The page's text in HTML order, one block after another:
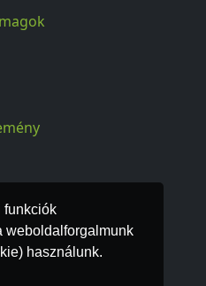
funkciók
weboldalforgalmunk
használunk.